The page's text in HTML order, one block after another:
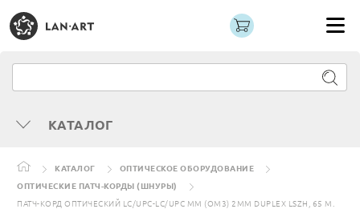
КАТАЛОГ
КАТАЛОГ
ОПТИЧЕСКОЕ ОБОРУДОВАНИЕ
ОПТИЧЕСКИЕ ПАТЧ-КОРДЫ (ШНУРЫ)
ПАТЧ-КОРД ОПТИЧЕСКИЙ LC/UPC-LC/UPC MM (OM3) 2MM DUPLEX LSZH, 65 М.